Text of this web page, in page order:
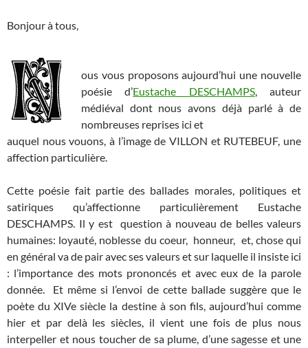
Bonjour à tous,
ous vous proposons aujourd’hui une nouvelle
poésie d’Eustache DESCHAMPS, auteur
médiéval dont nous avons déjà parlé à de
nombreuses reprises ici et
auquel nous vouons, à l’image de VILLON et RUTEBEUF, une
affection particulière.
Cette poésie fait partie des ballades morales, politiques et
satiriques qu’affectionne particulièrement Eustache
DESCHAMPS. Il y est question à nouveau de belles valeurs
humaines: loyauté, noblesse du coeur, honneur, et, chose qui
en général va de pair avec ses valeurs et sur laquelle il insiste ici
: l’importance des mots prononcés et avec eux de la parole
donnée. Et même si l’envoi de cette ballade suggère que le
poète du XIVe siècle la destine à son fils, aujourd’hui comme
hier et par delà les siècles, il vient une fois de plus nous
interpeller et nous toucher de sa plume, d’une sagesse et une